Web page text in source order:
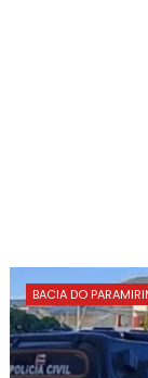
BACIA DO